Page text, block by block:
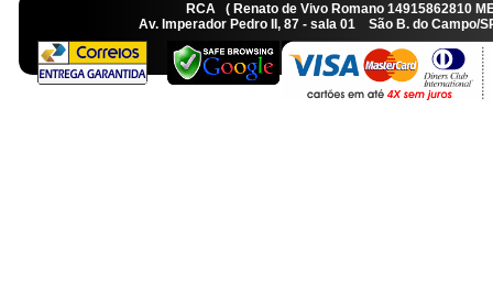
RCA ( Renato de Vivo Romano
Av. Imperador Pedro II, 87 - sala 01 São B. do